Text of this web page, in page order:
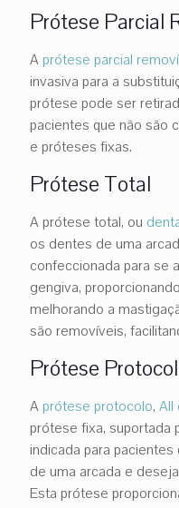
Prótese Parcial
Aprótese parcial
invasiva para a
prótese pode ser
pacientes que não são
e próteses fixas.
Prótese Total
A prótese total, ou
os dentes de uma
confeccionada para se
gengiva,
melhorando a
são removíveis,
Prótese
Aprótese protocolo, All
prótese fixa, suportada
indicada para
de uma arcada e
Esta prótese